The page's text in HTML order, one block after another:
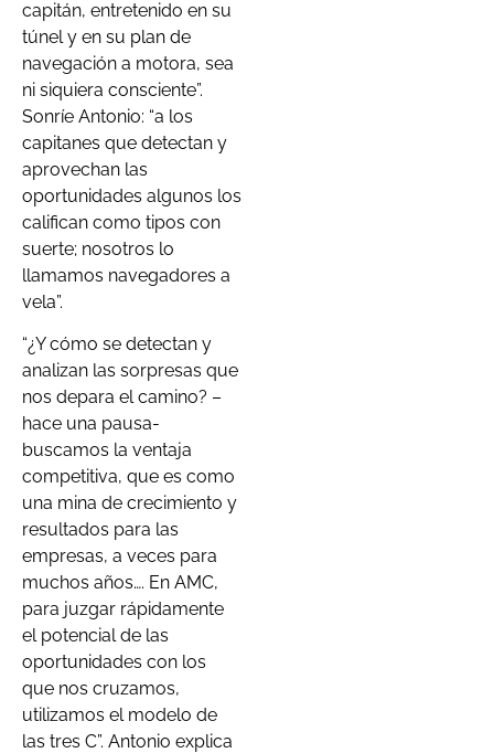
capitán, entretenido en su
túnel y en su plan de
navegación a motora, sea
ni siquiera consciente”.
Sonríe Antonio: “a los
capitanes que detectan y
aprovechan las
oportunidades algunos los
califican como tipos con
suerte; nosotros lo
llamamos navegadores a
vela”.
“¿Y cómo se detectan y
analizan las sorpresas que
nos depara el camino? –
hace una pausa-
buscamos la ventaja
competitiva, que es como
una mina de crecimiento y
resultados para las
empresas, a veces para
muchos años…. En AMC,
para juzgar rápidamente
el potencial de las
oportunidades con los
que nos cruzamos,
utilizamos el modelo de
las tres C”. Antonio explica